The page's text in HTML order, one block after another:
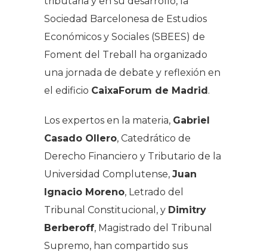
Sociedad Barcelonesa de Estudios
Económicos y Sociales (SBEES) de
Foment del Treball ha organizado
una jornada de debate y reflexión en
el edificio CaixaForum de Madrid.
Los expertos en la materia, Gabriel
Casado Ollero, Catedrático de
Derecho Financiero y Tributario de la
Universidad Complutense, Juan
Ignacio Moreno, Letrado del
Tribunal Constitucional, y Dimitry
Berberoff, Magistrado del Tribunal
Supremo, han compartido sus